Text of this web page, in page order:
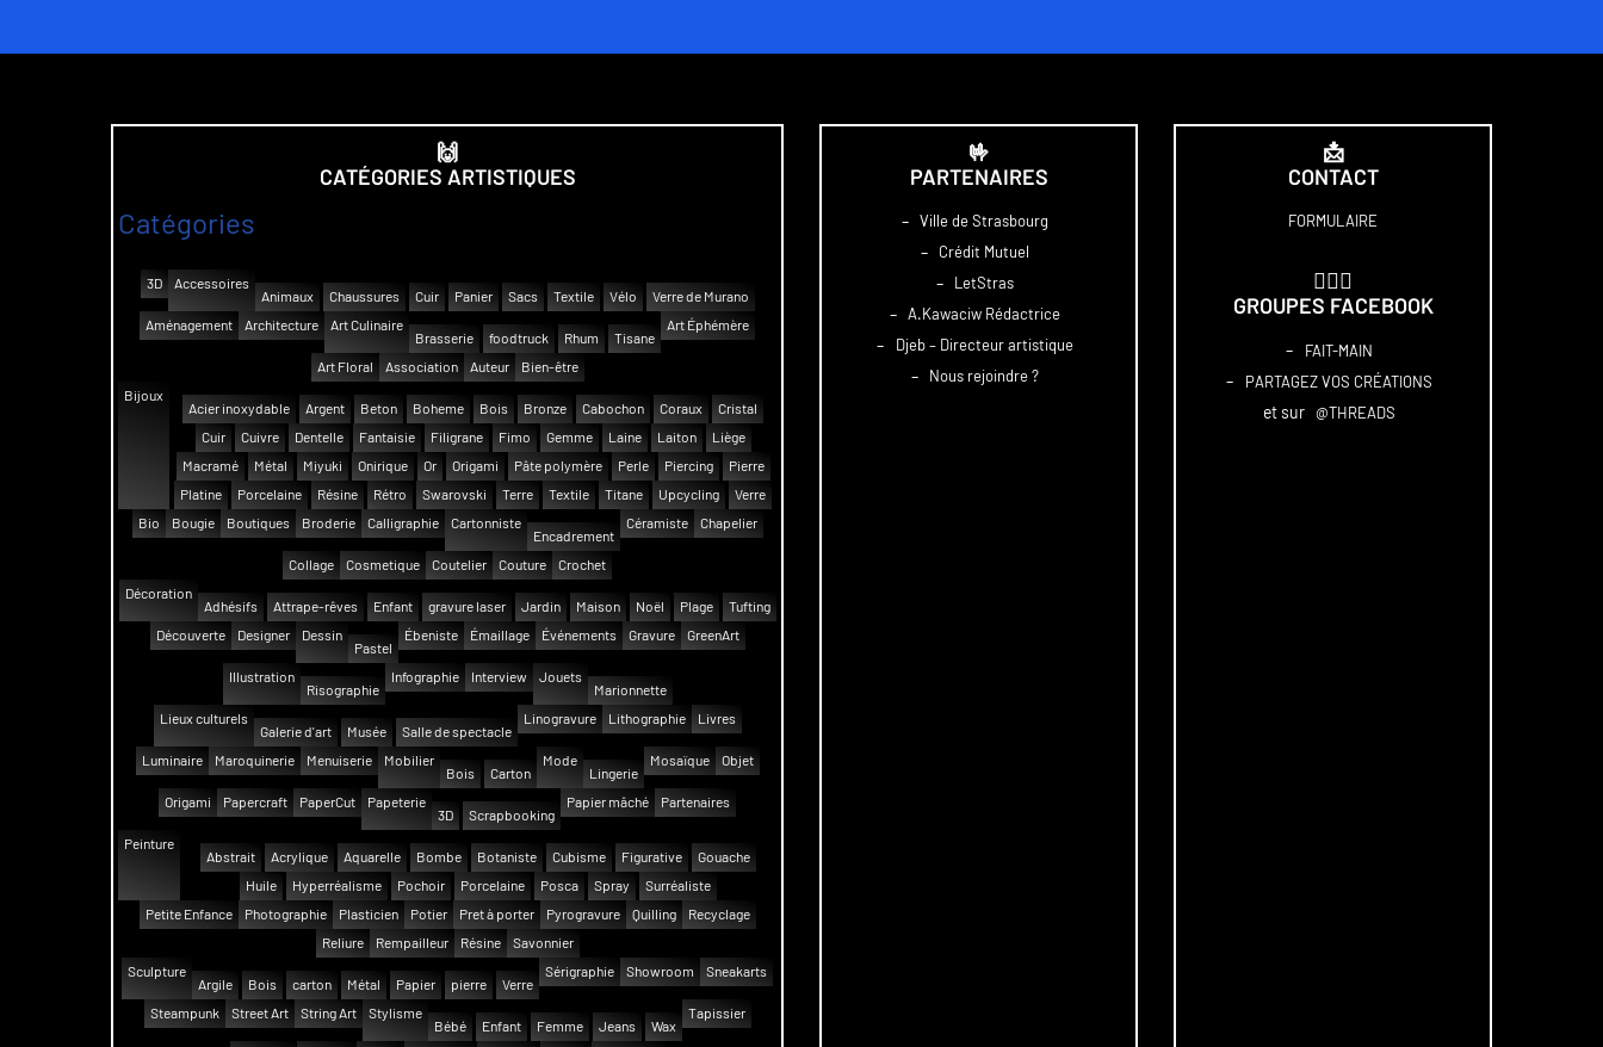
🙌
CATÉGORIES ARTISTIQUES
Catégories
3D
Accessoires
Animaux
Chaussures Cuir Panier Sacs Textile Vélo
Verre de Murano
Aménagement
Architecture
Art Culinaire
Brasserie
foodtruck Rhum Tisane
Art Éphémère
Art Floral Association Auteur
Bien-être
Bijoux
Acier inoxydable
Argent Beton Boheme Bois Bronze Cabochon Coraux
Cristal
Cuir
Cuivre Dentelle Fantaisie Filigrane Fimo Gemme Laine Laiton
Liège
Macramé
Métal Miyuki Onirique Or Origami Pâte polymère Perle Piercing
Pierre
Platine
Porcelaine Résine Rétro Swarovski Terre Textile Titane Upcycling
Verre
Bio
Bougie Boutiques Broderie Calligraphie
Cartonniste
Encadrement
Céramiste Chapelier
Collage Cosmetique Coutelier Couture
Crochet
Décoration
Adhésifs
Attrape-rêves Enfant gravure laser Jardin Maison Noël Plage
Tufting
Découverte
Designer
Dessin
Pastel
Ébeniste Émaillage Événements Gravure GreenArt
Illustration
Risographie
Infographie Interview
Jouets
Marionnette
Lieux culturels
Galerie d'art
Musée Salle de spectacle
Linogravure Lithographie Livres
Luminaire Maroquinerie Menuiserie
Mobilier
Bois
Carton
Mode
Lingerie
Mosaïque Objet
Origami Papercraft PaperCut
Papeterie
3D
Scrapbooking
Papier mâché Partenaires
Peinture
Abstrait
Acrylique Aquarelle Bombe Botaniste Cubisme Figurative
Gouache
Huile
Hyperréalisme Pochoir Porcelaine Posca Spray
Surréaliste
Petite Enfance
Photographie Plasticien Potier Pret à porter Pyrogravure Quilling
Recyclage
Reliure
Rempailleur Résine
Savonnier
Sculpture
Argile
Bois carton Métal Papier pierre Verre
Sérigraphie Showroom Sneakarts
Steampunk Street Art String Art
Stylisme
Bébé
Enfant Femme Jeans Wax
Tapissier
🤟
PARTENAIRES
– Ville de Strasbourg
– Crédit Mutuel
– LetStras
– A.Kawaciw Rédactrice
– Djeb – Directeur artistique
– Nous rejoindre ?
📩
CONTACT
FORMULAIRE
🏋🏻‍♀️
GROUPES FACEBOOK
– FAIT-MAIN
– PARTAGEZ VOS CRÉATIONS
et sur @THREADS